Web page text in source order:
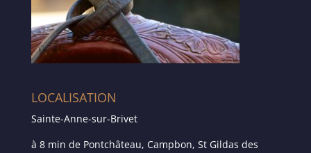
LOCALISATION
Sainte-Anne-sur-Brivet
à 8 min de Pontchâteau, Campbon, St Gildas des